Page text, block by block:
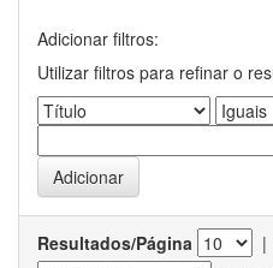
Adicionar filtros:
Utilizar filtros para refinar o
Resultados/Página |